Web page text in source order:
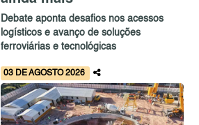
Debate aponta desafios nos acessos
logísticos e avanço de soluções
ferroviárias e tecnológicas
03 DE AGOSTO 2026